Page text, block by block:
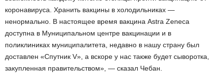
коронавируса. Хранить вакцины в холодильниках —
ненормально. В настоящее время вакцина Astra Zeneca
доступна в Муниципальном центре вакцинации и в
поликлиниках муниципалитета, недавно в нашу страну был
доставлен «Спутник V», а вскоре у нас также будет сыворотка,
закупленная правительством», — сказал Чебан.